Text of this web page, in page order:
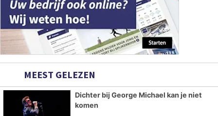
MEEST GELEZEN
Dichter bij George Michael kan je niet
komen